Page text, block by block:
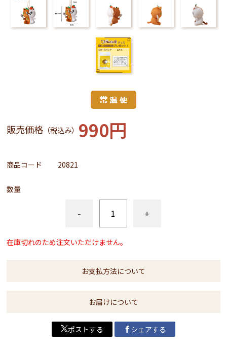
販売価格 （税込み） 990円
商品コード 20821
数量
- +
在庫切れのため注文いただけません。
お支払方法について
お届けについて
ポストする シェアする